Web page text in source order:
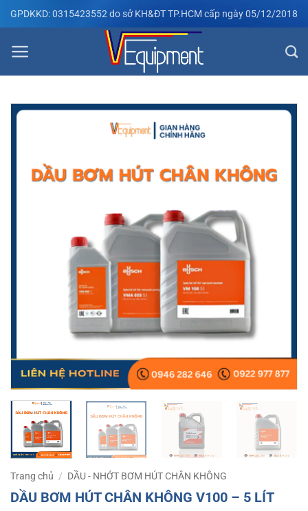
Bỏ
qua
nội
dung
GPDKKD: 0315423552 do sở KH&ĐT TP.HCM cấp ngày 05/12/2018
Trang chủ / DẦU - NHỚT BƠM HÚT CHÂN KHÔNG
DẦU BƠM HÚT CHÂN KHÔNG V100 – 5 LÍT